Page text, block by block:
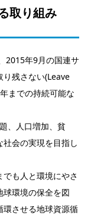
取り組み
2015年9月の国連サ
り残さない(Leave
までの持続可能な
、人口増加、貧
会の実現を目指し
も人と環境にやさ
球環境の保全を図
環させる地球資源循